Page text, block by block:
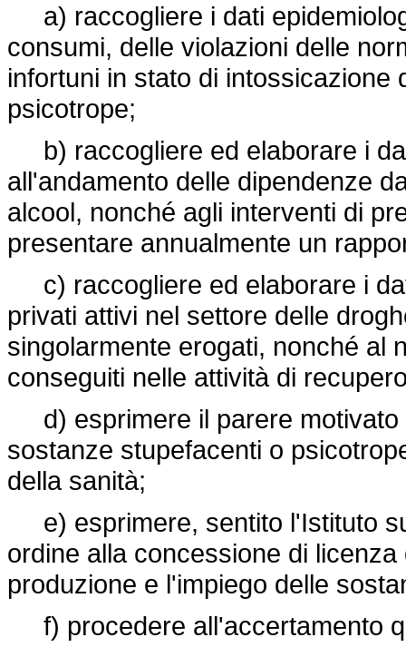
a) raccogliere i dati
consumi, delle violazioni delle
infortuni in stato di
psicotrope;
b) raccogliere ed elaborare i
all'andamento delle dipendenze
alcool, nonché agli interventi di
presentare annualmente un
c) raccogliere ed elaborare i
privati attivi nel settore delle
singolarmente erogati, nonché al
conseguiti nelle attività di
d) esprimere il parere motivato
sostanze stupefacenti o
della sanità;
e) esprimere, sentito l'Istituto
ordine alla concessione di
produzione e l'impiego delle
f) procedere all'accertamento